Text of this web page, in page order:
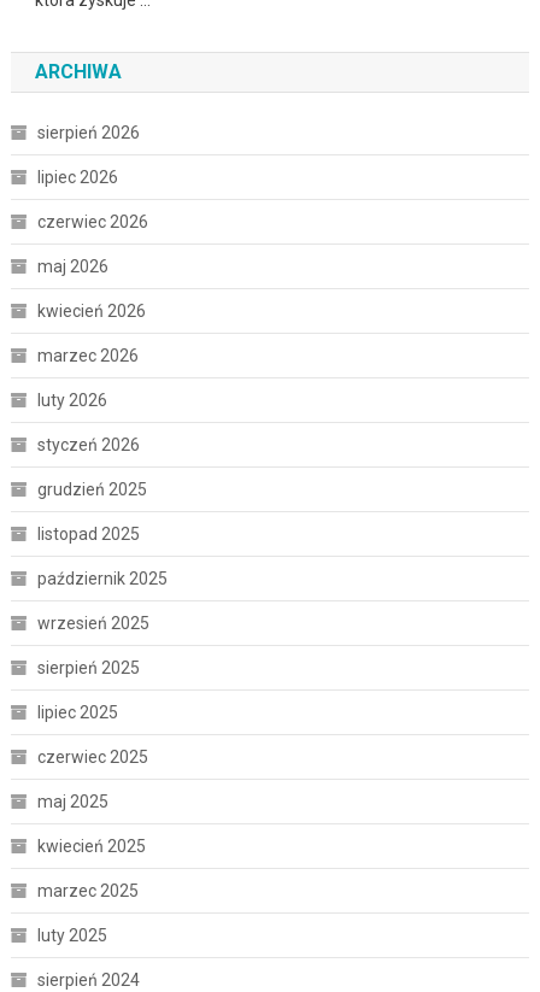
ARCHIWA
sierpień 2026
lipiec 2026
czerwiec 2026
maj 2026
kwiecień 2026
marzec 2026
luty 2026
styczeń 2026
grudzień 2025
listopad 2025
październik 2025
wrzesień 2025
sierpień 2025
lipiec 2025
czerwiec 2025
maj 2025
kwiecień 2025
marzec 2025
luty 2025
sierpień 2024